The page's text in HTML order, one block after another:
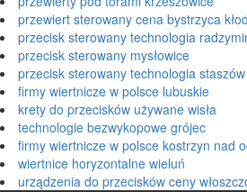
przewiert sterowany cena bystrzyca
przecisk sterowany technologia
przecisk sterowany mysłowice
przecisk sterowany technologia staszów
firmy wiertnicze w polsce lubuskie
krety do przecisków używane wisła
technologie bezwykopowe grójec
firmy wiertnicze w polsce kostrzyn nad
wiertnice horyzontalne wieluń
urządzenia do przecisków ceny